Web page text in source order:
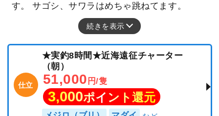
す。 サゴシ、サワラはめちゃ跳ねてます。
続きを表示
仕立
★実釣8時間★近海遠征チャーター
（朝）
51,000 円/隻
3,000ポイント還元